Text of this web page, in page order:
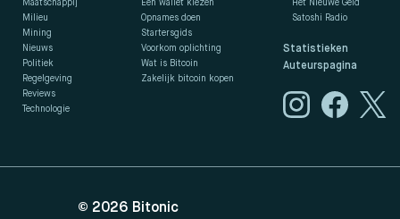
Maatschappij
Milieu
Mining
Nieuws
Politiek
Regelgeving
Reviews
Technologie
Een wallet kiezen
Opnames doen
Startersgids
Voorkom oplichting
Wat is Bitcoin
Zakelijk bitcoin kopen
Het Nieuwe Geld
Satoshi Radio
Statistieken
Auteurspagina
© 2026 Bitonic